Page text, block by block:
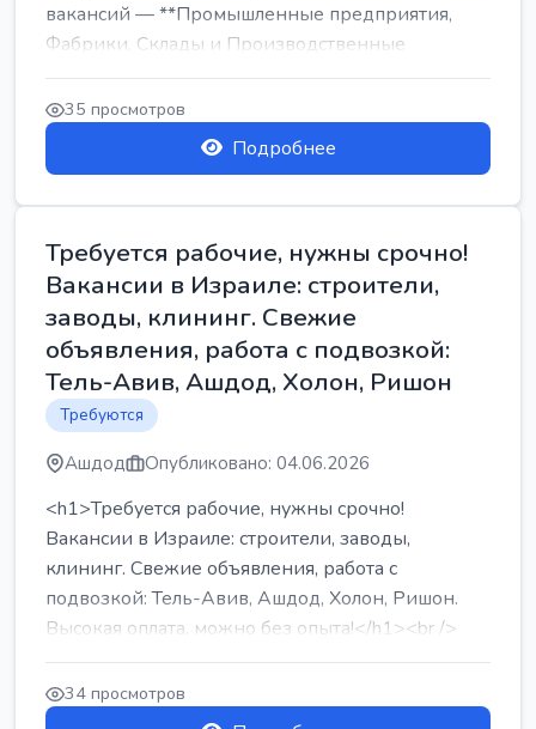
вакансий — **Промышленные предприятия,
Фабрики, Склады и Производственные
заводы** ...
35 просмотров
Подробнее
Требуется рабочие, нужны срочно!
Вакансии в Израиле: строители,
заводы, клининг. Свежие
объявления, работа с подвозкой:
Тель-Авив, Ашдод, Холон, Ришон
Требуются
Ашдод Опубликовано: 04.06.2026
<h1>Требуется рабочие, нужны срочно!
Вакансии в Израиле: строители, заводы,
клининг. Свежие объявления, работа с
подвозкой: Тель-Авив, Ашдод, Холон, Ришон.
Высокая оплата, можно без опыта!</h1><br />
...
34 просмотров